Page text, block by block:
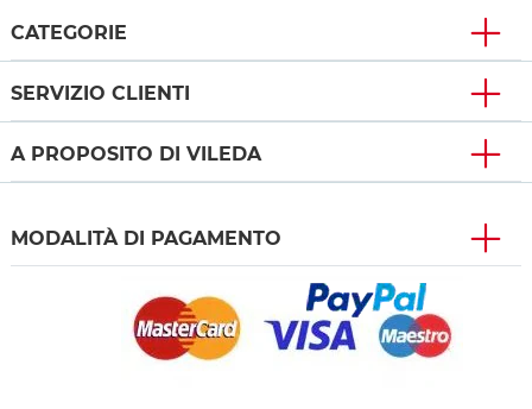
CATEGORIE
SERVIZIO CLIENTI
A PROPOSITO DI VILEDA
MODALITÀ DI PAGAMENTO